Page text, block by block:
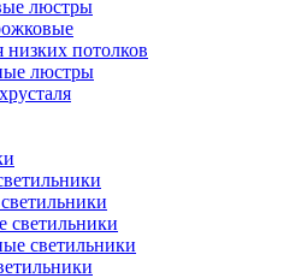
люстры
потолков
люстры
светильники
светильники